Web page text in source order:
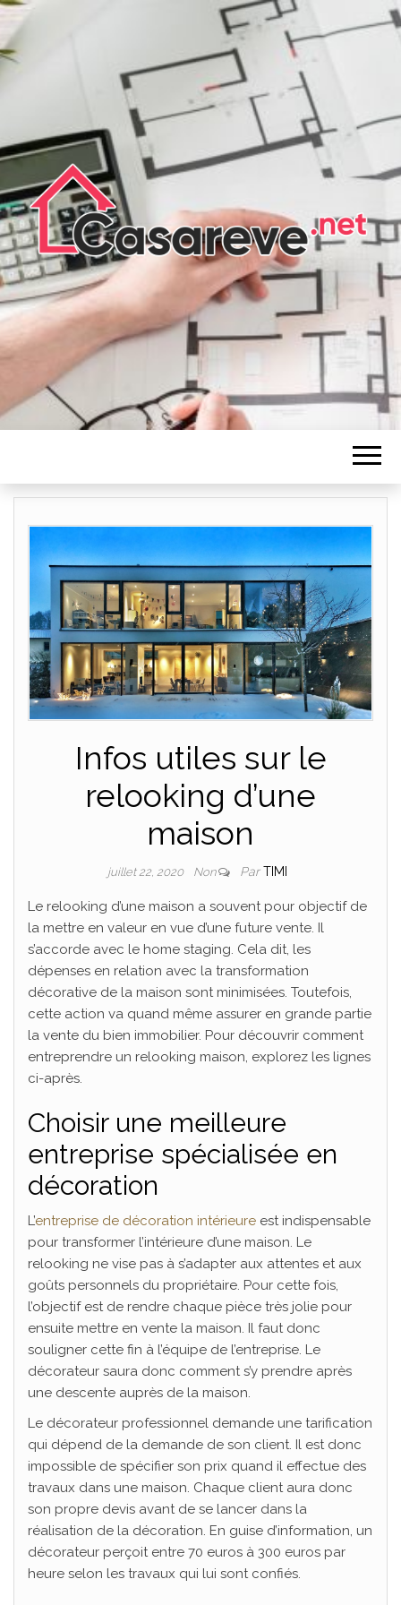
CASA DE
RÊVE
Infos utiles sur le
relooking d’une
maison
juillet 22, 2020 Non ParTIMI
Le relooking d’une maison a souvent pour objectif de
la mettre en valeur en vue d’une future vente. Il
s’accorde avec le home staging. Cela dit, les
dépenses en relation avec la transformation
décorative de la maison sont minimisées. Toutefois,
cette action va quand même assurer en grande partie
la vente du bien immobilier. Pour découvrir comment
entreprendre un relooking maison, explorez les lignes
ci-après.
Choisir une meilleure
entreprise spécialisée en
décoration
L’entreprise de décoration intérieure est indispensable
pour transformer l’intérieure d’une maison. Le
relooking ne vise pas à s’adapter aux attentes et aux
goûts personnels du propriétaire. Pour cette fois,
l’objectif est de rendre chaque pièce très jolie pour
ensuite mettre en vente la maison. Il faut donc
souligner cette fin à l’équipe de l’entreprise. Le
décorateur saura donc comment s’y prendre après
une descente auprès de la maison.
Le décorateur professionnel demande une tarification
qui dépend de la demande de son client. Il est donc
impossible de spécifier son prix quand il effectue des
travaux dans une maison. Chaque client aura donc
son propre devis avant de se lancer dans la
réalisation de la décoration. En guise d’information, un
décorateur perçoit entre 70 euros à 300 euros par
heure selon les travaux qui lui sont confiés.